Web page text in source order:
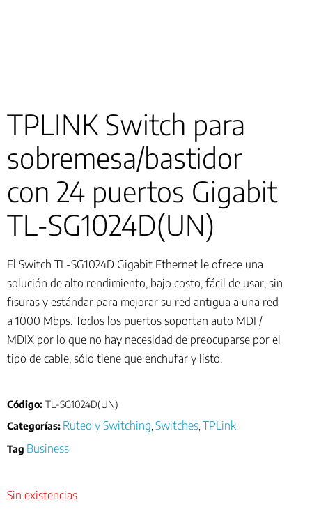
TPLINK Switch para
sobremesa/bastidor
con 24 puertos Gigabit
TL-SG1024D(UN)
El Switch TL-SG1024D Gigabit Ethernet le ofrece una
solución de alto rendimiento, bajo costo, fácil de usar, sin
fisuras y estándar para mejorar su red antigua a una red
a 1000 Mbps. Todos los puertos soportan auto MDI /
MDIX por lo que no hay necesidad de preocuparse por el
tipo de cable, sólo tiene que enchufar y listo.
Código: TL-SG1024D(UN)
Categorías: Ruteo y Switching Switches TPLink
Tag Business
Sin existencias